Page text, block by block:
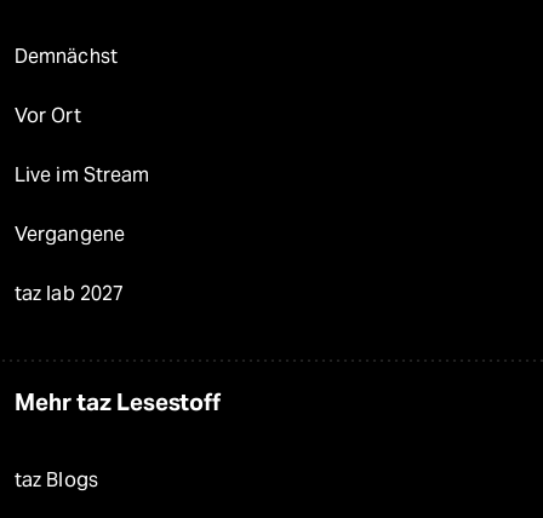
Demnächst
Vor Ort
Live im Stream
Vergangene
taz lab 2027
Mehr taz Lesestoff
taz Blogs